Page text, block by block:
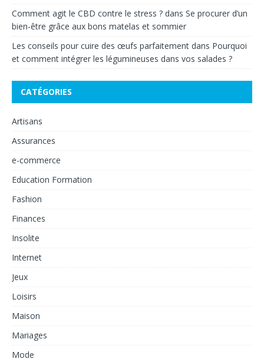
Comment agit le CBD contre le stress ? dans Se procurer d’un
bien-être grâce aux bons matelas et sommier
Les conseils pour cuire des œufs parfaitement dans Pourquoi
et comment intégrer les légumineuses dans vos salades ?
CATÉGORIES
Artisans
Assurances
e-commerce
Education Formation
Fashion
Finances
Insolite
Internet
Jeux
Loisirs
Maison
Mariages
Mode